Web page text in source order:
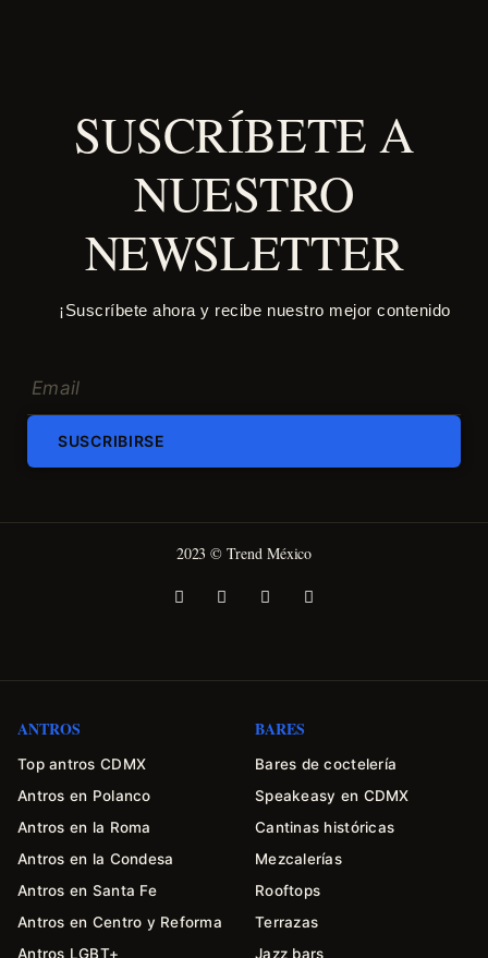
SUSCRÍBETE A
NUESTRO
NEWSLETTER
¡Suscríbete ahora y recibe nuestro mejor contenido
SUSCRIBIRSE
2023 © Trend México
ANTROS
Top antros CDMX
Antros en Polanco
Antros en la Roma
Antros en la Condesa
Antros en Santa Fe
Antros en Centro y Reforma
Antros LGBT+
BARES
Bares de coctelería
Speakeasy en CDMX
Cantinas históricas
Mezcalerías
Rooftops
Terrazas
Jazz bars